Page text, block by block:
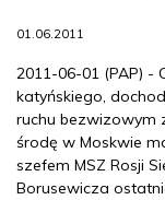
01.06.2011
2011-06-01 (PAP) -
katyńskiego,
ruchu bezwizowym
środę w Moskwie
szefem MSZ Rosji
Borusewicza